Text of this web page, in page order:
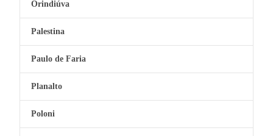
Orindiúva
Palestina
Paulo de Faria
Planalto
Poloni